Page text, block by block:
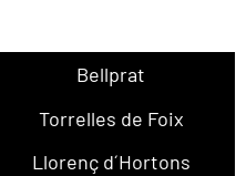
Bellprat
Torrelles de Foix
Llorenç d´Hortons